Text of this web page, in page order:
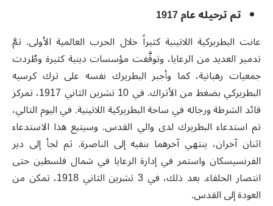
تم ترحيله عام 1917
عانت البطريركية اللاتينية كثيراً خلال الحرب العالمية الأولى. تمَّ
تدمير العديد من الرعايا، وتوقَّفت مؤسسات دينية كثيرة وطُردت
جمعيات رهبانية، كما وأجبر البطريرك نفسه على ترك كرسيه
البطريركي بضغط من الأتراك. في 10 تشرين الثاني 1917، تمركز
قائد الشرطة ورجاله في ساحة البطريركية اللاتينية. في اليوم التالي،
تم استدعاء البطريرك لدى والي القدس. وسيتبع هذا الاستدعاء
اثنان آخران، ينتهي آخرهما بنفيه إلى الناصرة. ثم لجأ إلى دير
الفرنسيسكان واستمر في إدارة الرعايا في شمال فلسطين حتى
انتصار الحلفاء. بعد ذلك، في 3 تشرين الثاني 1918، تمكن من
العودة إلى القدس.